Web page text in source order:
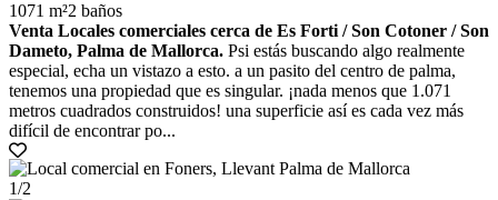
1071 m²2 baños
Venta Locales comerciales cerca de Es Forti / Son Cotoner / Son
Dameto, Palma de Mallorca. Psi estás buscando algo realmente
especial, echa un vistazo a esto. a un pasito del centro de palma,
tenemos una propiedad que es singular. ¡nada menos que 1.071
metros cuadrados construidos! una superficie así es cada vez más
difícil de encontrar po...
1/2